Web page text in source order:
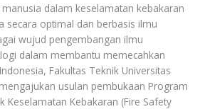
dalam keselamatan kebakaran
secara optimal dan berbasis ilmu
wujud pengembangan ilmu
dalam membantu memecahkan
Fakultas Teknik Universitas
usulan pembukaan Program
Keselamatan Kebakaran (Fire Safety